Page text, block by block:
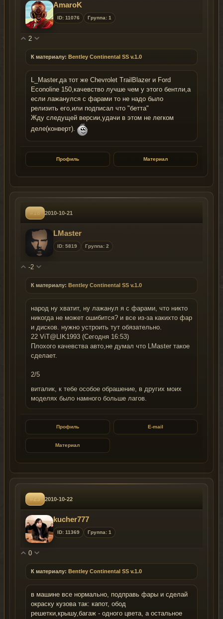
AmaroK
ID: 11076 Группа: 1
2
К материалу: Bentley Continental SS v.1.0
L_Master.да тот же Chevrolet TrailBlazer и Ford
Econoline 150,качевство лучше чем у этого бентли,а
если лажанулся с фарами то не надо было
релизить его,или подписал что "бетта"
Жду следущей версии,удачи в этом не легком
деле(конверт).
Профиль Материал
#18 2010-10-21
LMaster
ID: 5819 Группа: 2
-2
К материалу: Bentley Continental SS v.1.0
народ ну хватит, ну лажанул я с фарами, что никто
никогда не может ошибится? и все из-за какихто фар
и дисков. нужно устроить тут обязательно.
22 ViT@LIK1993 (Сегодня 16:53)
Плохого качевства авто,не думал что LMaster такое
сделает.
2/5
виталик, к тебе особое обрашение, в других моих
моделях было намного больше лагов.
Профиль E-mail
Материал
#23 2010-10-22
kucher777
ID: 11369 Группа: 1
0
К материалу: Bentley Continental SS v.1.0
в машине все нормально, подправь фары и сделай
окраску кузова так: капот, обод
решетки,крышу,багаж - одного цвета, а остальное